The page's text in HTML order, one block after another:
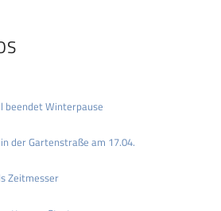
beendet Winterpause
der Gartenstraße am 17.04.
Zeitmesser